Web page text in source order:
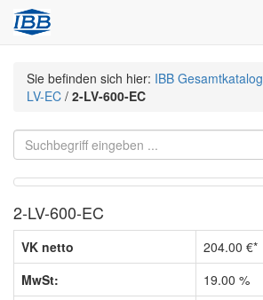
Sie befinden sich hier: IBB Gesamtkatalog
LV-EC / 2-LV-600-EC
2-LV-600-EC
VK netto
204.00 €*
MwSt:
19.00 %